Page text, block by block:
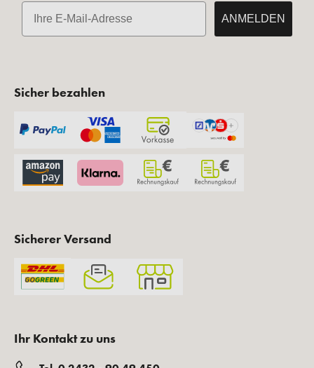
E-Mail
ANMELDEN
Sicher bezahlen
Sicherer Versand
Ihr Kontakt zu uns